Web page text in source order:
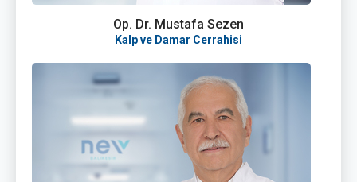
Op. Dr. Mustafa Sezen
Kalp ve Damar Cerrahisi